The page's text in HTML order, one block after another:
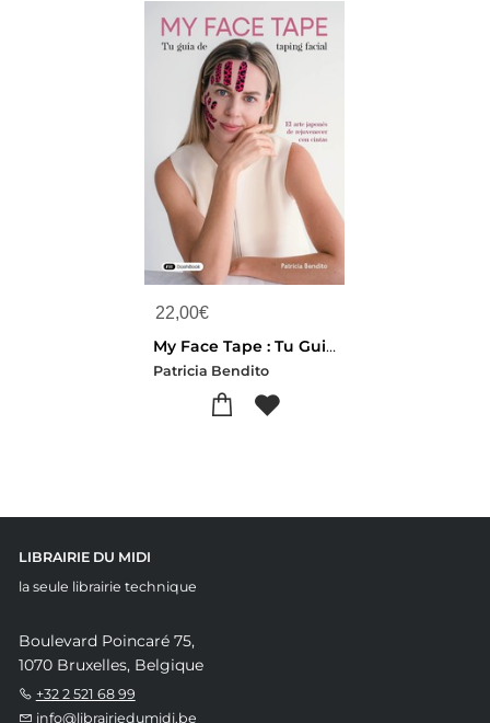
22,00€
My Face Tape : Tu Guia De Taping Facial, El Arte Japones De Rejuvenecer Con Cintas
Patricia Bendito
LIBRAIRIE DU MIDI
la seule librairie technique
Boulevard Poincaré 75,
1070 Bruxelles, Belgique
+32 2 521 68 99
info@librairiedumidi.be